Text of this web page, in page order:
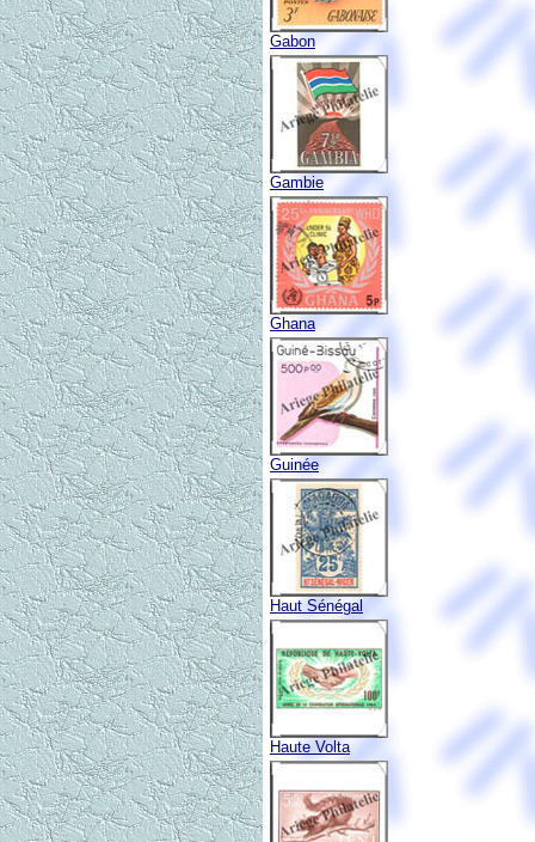
Gabon
Gambie
Ghana
Guinée
Haut Sénégal
Haute Volta